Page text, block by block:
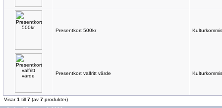
Presentkort 500kr
Presentkort valfritt värde
Visar1 till 7 (av 7 produkter)